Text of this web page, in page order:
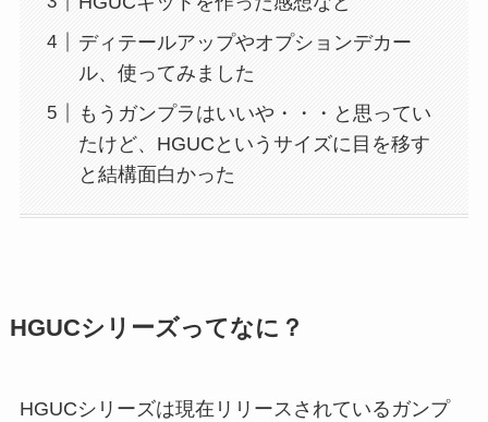
ディテールアップやオプションデカー
ル、使ってみました
もうガンプラはいいや・・・と思ってい
たけど、HGUCというサイズに目を移す
と結構面白かった
HGUCシリーズってなに？
HGUCシリーズは現在リリースされているガンプ